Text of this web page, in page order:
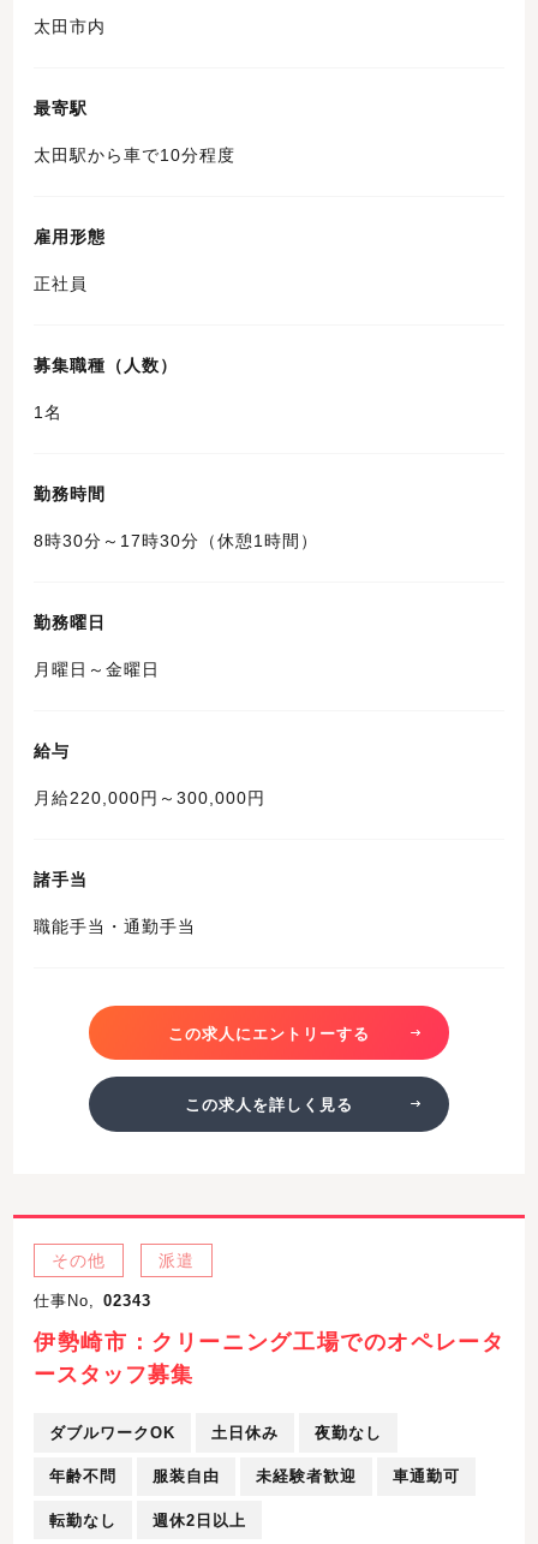
太田市内
最寄駅
太田駅から車で10分程度
雇用形態
正社員
募集職種（人数）
1名
勤務時間
8時30分～17時30分（休憩1時間）
勤務曜日
月曜日～金曜日
給与
月給220,000円～300,000円
諸手当
職能手当・通勤手当
この求人にエントリーする
この求人を詳しく見る
その他 派遣
仕事No, 02343
伊勢崎市：クリーニング工場でのオペレータ
ースタッフ募集
ダブルワークOK 土日休み 夜勤なし
年齢不問 服装自由 未経験者歓迎 車通勤可
転勤なし 週休2日以上